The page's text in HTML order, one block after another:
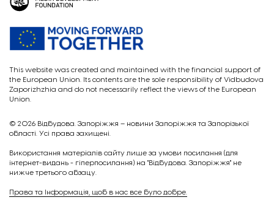
This website was created and maintained with the financial support of
the European Union. Its contents are the sole responsibility of Vidbudova
Zaporizhzhia and do not necessarily reflect the views of the European
Union.
© 2026 Відбудова. Запоріжжя – новини Запоріжжя та Запорізької
області. Усі права захищені.
Викориcтання матеріалів сайту лише за умови посилання (для
інтернет-видань - гіперпосилання) на "Відбудова. Запоріжжя" не
нижче третього абзацу.
Права та Інформація, щоб в нас все було добре.